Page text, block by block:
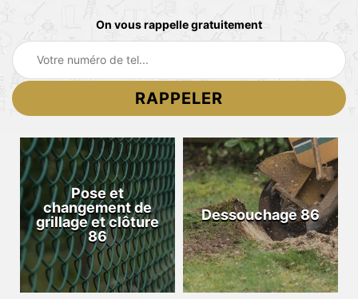
On vous rappelle gratuitement
Pose et
changement de
grillage et clôture
86
Dessouchage 86